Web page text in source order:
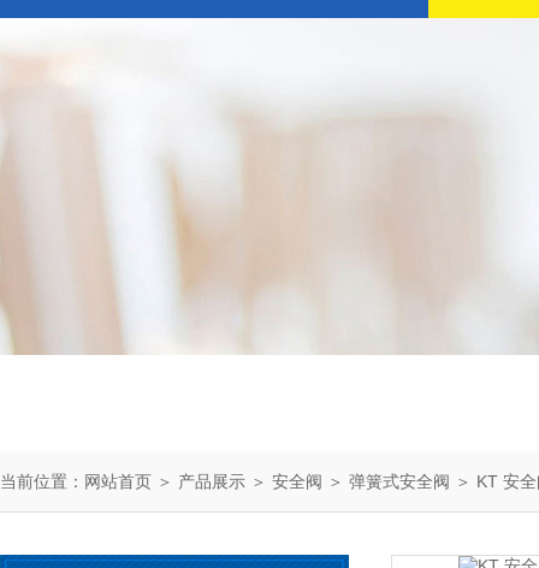
当前位置： 网站首页 ＞ 产品展示 ＞ 安全阀 ＞ 弹簧式安全阀 ＞ KT 安